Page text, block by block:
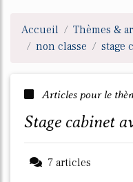
Accueil
Thèmes &
non classe
stage
Articles pour le
stage cabinet
7 articles